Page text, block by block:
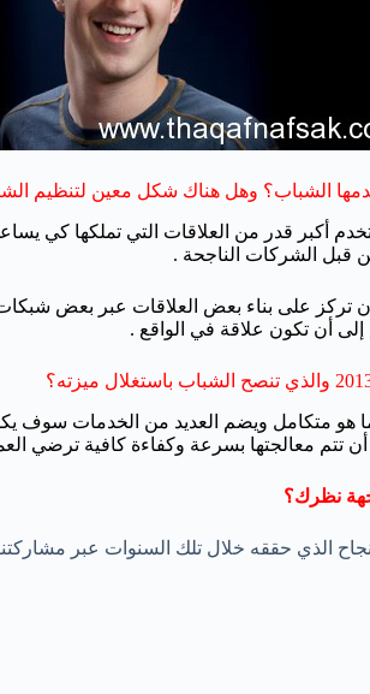
أكبر قدر من العلاقات التي تملكها كي
قبل الشركات الناجحة .
على بناء بعض العلاقات عبر بعض شبكات
أن تكون علاقة في الواقع .
هو متكامل ويضم العديد من الخدمات سوف
تتم معالجتها بسرعة وكفاءة كافية ترضي
نظرك؟
الذي حققه خلال تلك السنوات عبر